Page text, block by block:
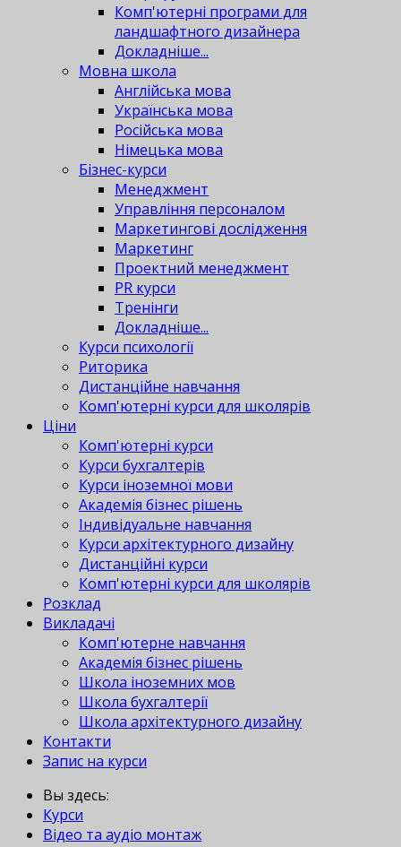
Комп'ютерні програми для
ландшафтного дизайнера
Докладніше...
Мовна школа
Англійська мова
Українська мова
Російська мова
Німецька мова
Бізнес-курси
Менеджмент
Управління персоналом
Маркетингові дослідження
Маркетинг
Проектний менеджмент
PR курси
Тренінги
Докладніше...
Курси психології
Риторика
Дистанційне навчання
Комп'ютерні курси для школярів
Ціни
Комп'ютерні курси
Курси бухгалтерів
Курси іноземної мови
Академія бізнес рішень
Індивідуальне навчання
Курси архітектурного дизайну
Дистанційні курси
Комп'ютерні курси для школярів
Розклад
Викладачі
Комп'ютерне навчання
Академія бізнес рішень
Школа іноземних мов
Школа бухгалтерії
Школа архітектурного дизайну
Контакти
Запис на курси
Вы здесь:
Курси
Відео та аудіо монтаж